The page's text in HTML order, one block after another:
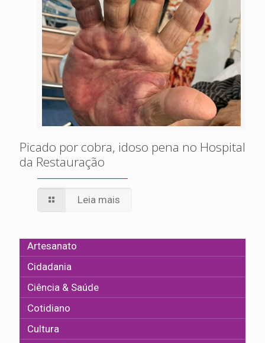
Picado por cobra, idoso pena no Hospital
da Restauração
Leia mais
Artesanato
Cidadania
Ciência & Saúde
Cotidiano
Cultura